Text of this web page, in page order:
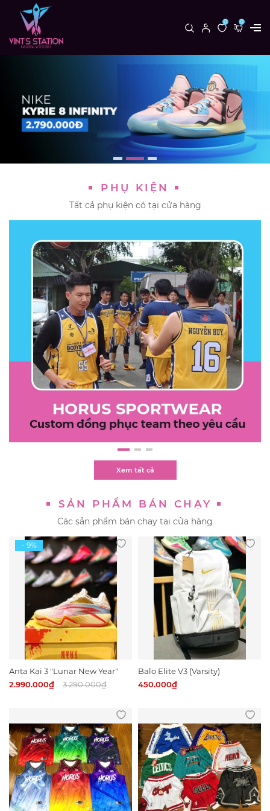
0 0
PHỤ KIỆN
Tất cả phụ kiện có tại cửa hàng
Xem tất cả
SẢN PHẨM BÁN CHẠY
Các sản phẩm bán chạy tại cửa hàng
Anta Kai 3 "Lunar New Year"
2.990.000₫
3.290.000₫
Balo Elite V3 (Varsity)
450.000₫